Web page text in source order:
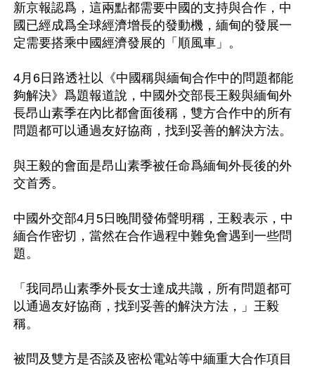
新京報認爲，這兩點都需要中國的支持與合作，中
國已經成爲全球經濟增長的發動機，緬甸的發展一
定需要搭乘中國經濟發展的「順風車」。
4月6日路透社以《中國稱與緬甸合作中的問題都能
夠解決》爲題報道說，中國外交部長王毅與緬甸外
長昂山素季在內比都會面後稱，雙方合作中的所有
問題都可以通過友好協商，找到妥善的解決方法。
與王毅的會面是昂山素季被任命爲緬甸外長後的外
交首秀。
中國外交部4月5日晚間發佈聲明稱，王毅表示，中
緬合作密切，當然在合作過程中難免會遇到一些問
題。
「我同昂山素季外長女士達成共識，所有問題都可
以通過友好協商，找到妥善的解決方法，」王毅
稱。
被問及雙方是否談及密松電站等中緬重大合作項目